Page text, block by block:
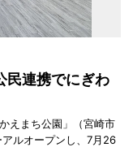
連携でにぎわ
えまち公園」（宮崎市
ルオープンし、7月26